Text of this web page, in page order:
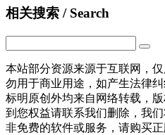
相关搜索 / Search
本站部分资源来源于互联网，
勿用于商业用途，如产生法律
标明原创外均来自网络转载，
到您权益请联系我们删除，我
非免费的软件或服务，请购买正